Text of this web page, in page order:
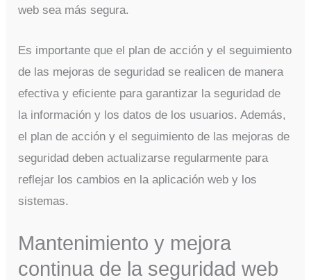
web sea más segura.
Es importante que el plan de acción y el seguimiento
de las mejoras de seguridad se realicen de manera
efectiva y eficiente para garantizar la seguridad de
la información y los datos de los usuarios. Además,
el plan de acción y el seguimiento de las mejoras de
seguridad deben actualizarse regularmente para
reflejar los cambios en la aplicación web y los
sistemas.
Mantenimiento y mejora
continua de la seguridad web